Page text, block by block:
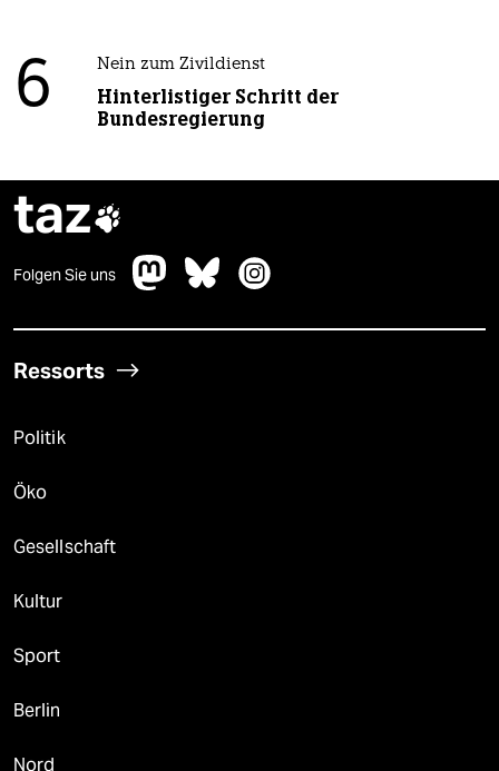
6 Nein zum Zivildienst
Hinterlistiger Schritt der
Bundesregierung
taz
Folgen Sie uns
Ressorts
Politik
Öko
Gesellschaft
Kultur
Sport
Berlin
Nord